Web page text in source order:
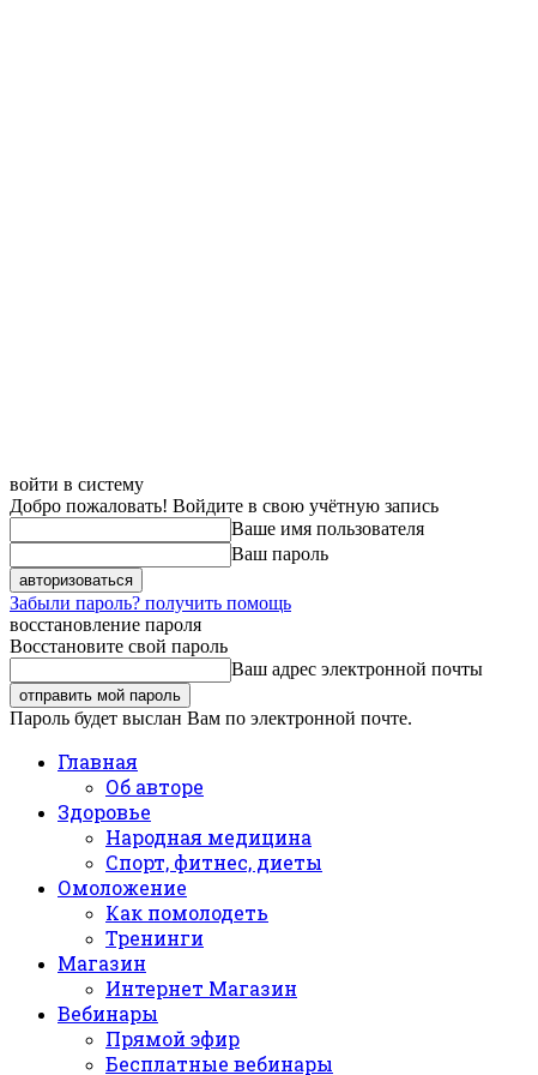
войти в систему
Добро пожаловать! Войдите в свою учётную запись
Ваше имя пользователя
Ваш пароль
Забыли пароль? получить помощь
восстановление пароля
Восстановите свой пароль
Ваш адрес электронной почты
Пароль будет выслан Вам по электронной почте.
Главная
Об авторе
Здоровье
Народная медицина
Спорт, фитнес, диеты
Омоложение
Как помолодеть
Тренинги
Магазин
Интернет Магазин
Вебинары
Прямой эфир
Бесплатные вебинары